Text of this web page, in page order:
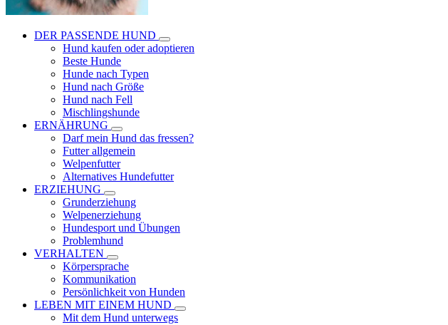
DER PASSENDE HUND
Hund kaufen oder adoptieren
Beste Hunde
Hunde nach Typen
Hund nach Größe
Hund nach Fell
Mischlingshunde
ERNÄHRUNG
Darf mein Hund das fressen?
Futter allgemein
Welpenfutter
Alternatives Hundefutter
ERZIEHUNG
Grunderziehung
Welpenerziehung
Hundesport und Übungen
Problemhund
VERHALTEN
Körpersprache
Kommunikation
Persönlichkeit von Hunden
LEBEN MIT EINEM HUND
Mit dem Hund unterwegs